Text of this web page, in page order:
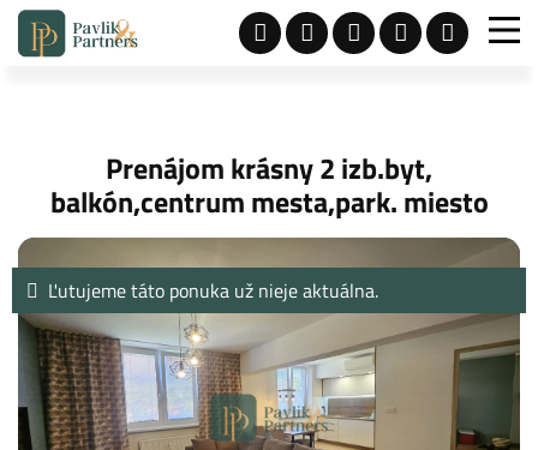
Prenájom krásny 2 izb.byt,
balkón,centrum mesta,park. miesto
Ľutujeme táto ponuka už nieje aktuálna.